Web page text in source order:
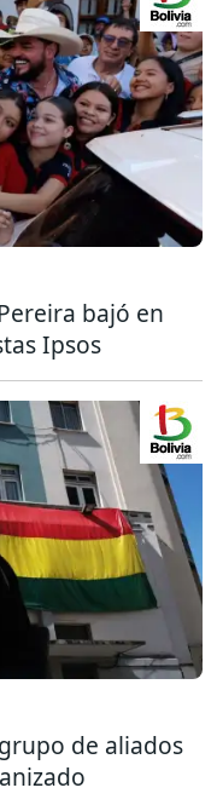
bajó en
Ipsos
de aliados